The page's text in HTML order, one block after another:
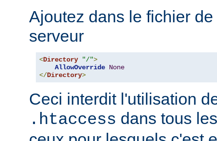
Ajoutez dans le fichier
serveur
<Directory "/">
AllowOverride None
</Directory>
Ceci interdit l'utilisation
.htaccess dans tous